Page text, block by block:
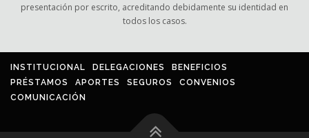
presentación por escrito, acreditando debidamente su identidad en
todos los casos.
INSTITUCIONAL DELEGACIONES
BENEFICIOS
PRÉSTAMOS
APORTES SEGUROS
CONVENIOS
COMUNICACIÓN